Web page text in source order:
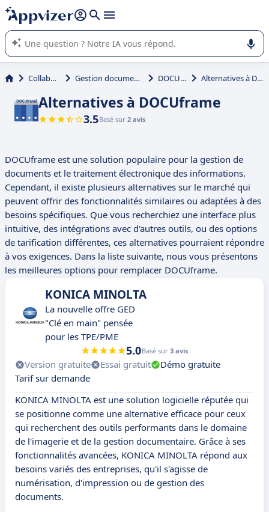
répondre (plusieurs lignes avec
L'IA de Appvizer vous guide dans l'utilisation ou la sélection de
logiciel SaaS en entreprise.
Collaboration Gestion documentaire (GED) DOCUframe Alternatives à DOCUframe
Alternatives à DOCUframe
3.5Basé sur 2 avis
DOCUframe est une solution populaire pour la gestion de
documents et le traitement électronique des informations.
Cependant, il existe plusieurs alternatives sur le marché qui
peuvent offrir des fonctionnalités similaires ou adaptées à des
besoins spécifiques. Que vous recherchiez une interface plus
intuitive, des intégrations avec d'autres outils, ou des options
de tarification différentes, ces alternatives pourraient répondre
à vos exigences. Dans la liste suivante, nous vous présentons
les meilleures options pour remplacer DOCUframe.
KONICA MINOLTA
La nouvelle offre GED
"Clé en main" pensée
pour les TPE/PME
5.0Basé sur 3 avis
Version gratuite Essai gratuit
Démo gratuite
Tarif sur demande
KONICA MINOLTA est une solution logicielle réputée qui
se positionne comme une alternative efficace pour ceux
qui recherchent des outils performants dans le domaine
de l'imagerie et de la gestion documentaire. Grâce à ses
fonctionnalités avancées, KONICA MINOLTA répond aux
besoins variés des entreprises, qu'il s'agisse de
numérisation, d'impression ou de gestion des
documents.